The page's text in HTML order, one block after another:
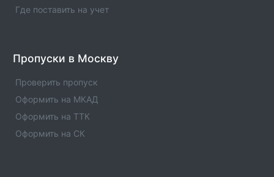
Оператор техосмотра №00973. Список пунктов
оператора, статус оператора, телефны и адреса.
Информация об операторе технического осмотра.
оператора, статус оператора, телефны и адреса.
Где поставить на учет
Пропуски в Москву
Проверить пропуск
Оформить на МКАД
Оформить на ТТК
Оформить на СК